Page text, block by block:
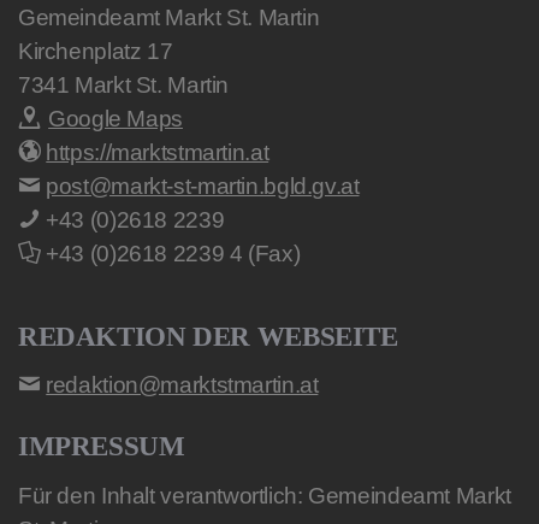
Gemeindeamt Markt St. Martin
Kirchenplatz 17
7341 Markt St. Martin
Google Maps
https://marktstmartin.at
post@markt-st-martin.bgld.gv.at
+43 (0)2618 2239
+43 (0)2618 2239 4 (Fax)
REDAKTION DER WEBSEITE
redaktion@marktstmartin.at
IMPRESSUM
Für den Inhalt verantwortlich: Gemeindeamt Markt